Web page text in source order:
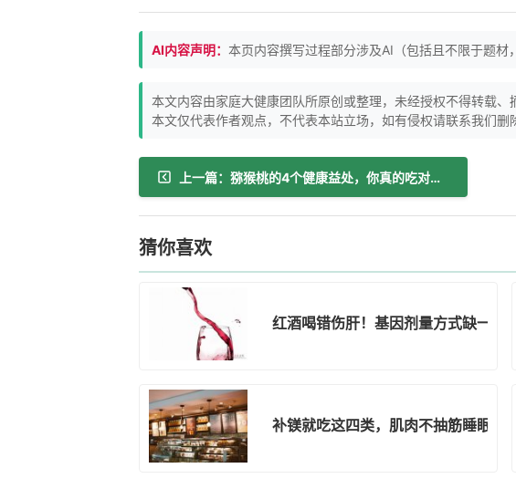
AI内容声明： 本页内容撰写过程部分涉及AI（包括且不限于题材
本文内容由家庭大健康团队所原创或整理，未经授权不得转载、
本文仅代表作者观点，不代表本站立场，如有侵权请联系我们删
上一篇：猕猴桃的4个健康益处，你真的吃对了吗？
猜你喜欢
红酒喝错伤肝！基因剂量方式缺一不
补镁就吃这四类，肌肉不抽筋睡眠好！